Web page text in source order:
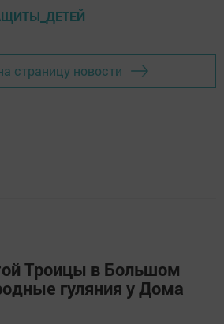
страницу новости
Троицы в Большом
гуляния у Дома